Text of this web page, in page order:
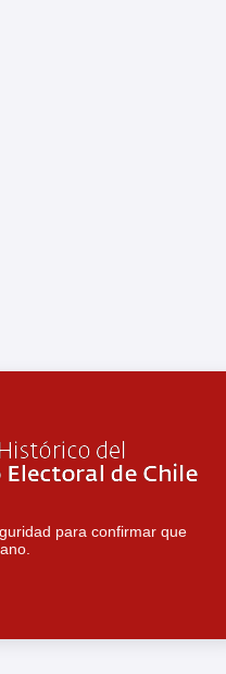
para confirmar que